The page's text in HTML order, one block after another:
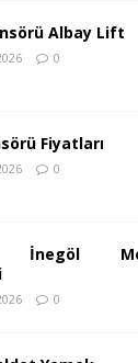
Albay Lift
0
Fiyatları
0
İnegöl
0